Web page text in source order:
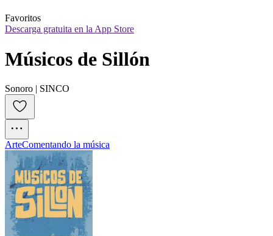
Favoritos
Descarga gratuita en la App Store
Músicos de Sillón
Sonoro | SINCO
ArteComentando la música